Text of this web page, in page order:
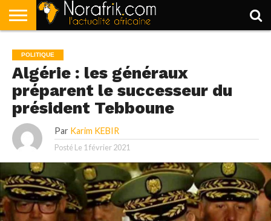
POLITIQUE
SOCIÉTÉ
ECONOMIE
SPORT
LIFESTYLE
POLITIQUE
Algérie : les généraux
préparent le successeur du
président Tebboune
Par Karim KEBIR
Posté Le 1 février 2021